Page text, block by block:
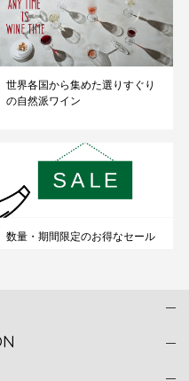
世界各国から集めた選りすぐり
の自然派ワイン
数量・期間限定のお得なセール